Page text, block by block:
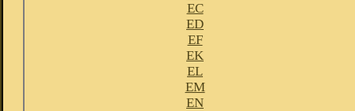
EC
ED
EF
EK
EL
EM
EN